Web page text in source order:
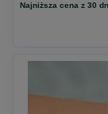
Najniższa cena z 30